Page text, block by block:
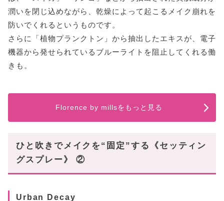
潤いを閉じ込めながら、乾燥によって起こるメイク崩れを
防いでくれるというものです。
さらに「植物プランクトン」から抽出したエキスが、電子
機器から発せられているブルーライトを阻止してくれる働
きも。
Florence by millsをもっと見る
ひと吹きでメイクを“固定”する《セッティン
グスプレー》 ②
Urban Decay